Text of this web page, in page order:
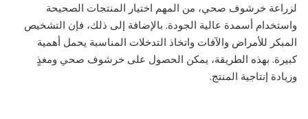
لزراعة خرشوف صحي، من المهم اختيار المنتجات الصحيحة
واستخدام أسمدة عالية الجودة. بالإضافة إلى ذلك، فإن التشخيص
المبكر للأمراض والآفات واتخاذ التدخلات المناسبة يحمل أهمية
كبيرة. بهذه الطريقة، يمكن الحصول على خرشوف صحي ومغذٍ
وزيادة إنتاجية المنتج.